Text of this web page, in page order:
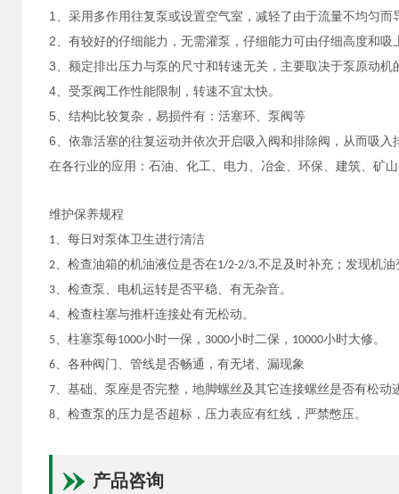
1、采用多作用往复泵或设置空气室，减轻了由于流量不均匀而
2、有较好的仔细能力，无需灌泵，仔细能力可由仔细高度和吸
3、额定排出压力与泵的尺寸和转速无关，主要取决于泵原动
4、受泵阀工作性能限制，转速不宜太快。
5、结构比较复杂，易损件有：活塞环、泵阀等
6、依靠活塞的往复运动并依次开启吸入阀和排除阀，从而吸入
在各行业的应用：石油、化工、电力、冶金、环保、建筑、矿
维护保养规程
1、每日对泵体卫生进行清洁
2、检查油箱的机油液位是否在1/2-2/3,不足及时补充；发现机
3、检查泵、电机运转是否平稳、有无杂音。
4、检查柱塞与推杆连接处有无松动。
5、柱塞泵每1000小时一保，3000小时二保，10000小时大修。
6、各种阀门、管线是否畅通，有无堵、漏现象
7、基础、泵座是否完整，地脚螺丝及其它连接螺丝是否有松动
8、检查泵的压力是否超标，压力表应有红线，严禁憋压。
产品咨询